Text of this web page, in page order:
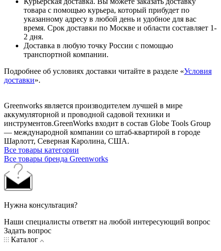
товара с помощью курьера, который прибудет по
указанному адресу в любой день и удобное для вас
время. Срок доставки по Москве и области составляет 1-
2 дня.
Доставка в любую точку России с помощью
транспортной компании.
Подробнее об условиях доставки читайте в разделе «Условия
доставки».
Greenworks является производителем лучшей в мире
аккумуляторной и проводной садовой техники и
инструментов.GreenWorks входит в состав Globe Tools Group
— международной компании со штаб-квартирой в городе
Шарлотт, Северная Каролина, США.
Все товары категории
Все товары бренда Greenworks
Нужна консультация?
Наши специалисты ответят на любой интересующий вопрос
Задать вопрос
Каталог